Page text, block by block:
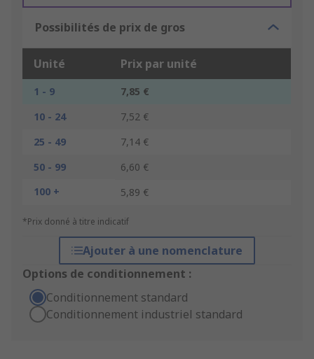
Possibilités de prix de gros
Unité Prix par unité
1 - 9
7,85 €
10 - 24
7,52 €
25 - 49
7,14 €
50 - 99
6,60 €
100 +
5,89 €
*Prix donné à titre indicatif
Ajouter à une nomenclature
Options de conditionnement :
Conditionnement standard
Conditionnement industriel standard